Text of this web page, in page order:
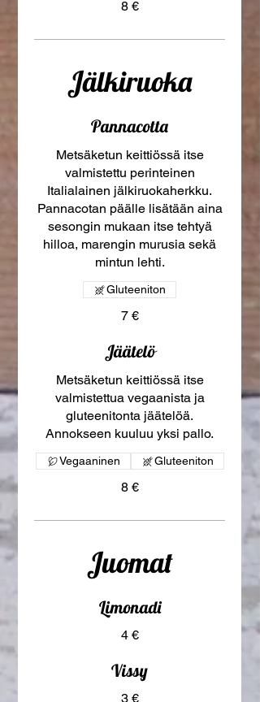
8 €
Jälkiruoka
Pannacotta
Metsäketun keittiössä itse
valmistettu perinteinen
Italialainen jälkiruokaherkku.
Pannacotan päälle lisätään aina
sesongin mukaan itse tehtyä
hilloa, marengin murusia sekä
mintun lehti.
7 €
Gluteeniton
Jäätelö
Metsäketun keittiössä itse
valmistettua vegaanista ja
gluteenitonta jäätelöä.
Annokseen kuuluu yksi pallo.
8 €
Vegaaninen Gluteeniton
Juomat
Limonadi
4 €
Vissy
3 €